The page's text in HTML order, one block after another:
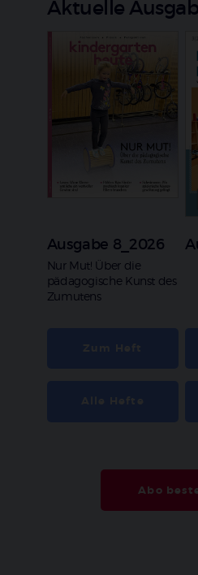
Aktuelle
Ausgabe 8_2026
:
Nur Mut! Über die
pädagogische Kunst des
Zumutens
Abo